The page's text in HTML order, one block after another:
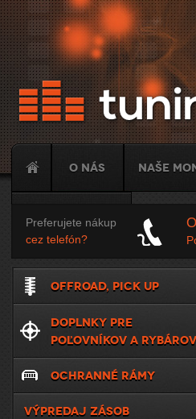
O nás Naše
Tuning
Preferujete nákup
cez telefón?
OFFROAD, PICK UP
DOPLNKY PRE
POĽOVNÍKOV A RYBÁROV
OCHRANNÉ RÁMY
VÝPREDAJ ZÁSOB